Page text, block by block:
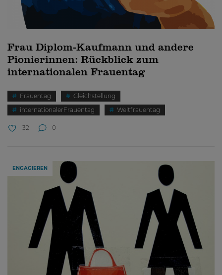
Frau Diplom-Kaufmann und andere
Pionierinnen: Rückblick zum
internationalen Frauentag
Frauentag
Gleichstellung
internationalerFrauentag
Weltfrauentag
32 0
ENGAGIEREN